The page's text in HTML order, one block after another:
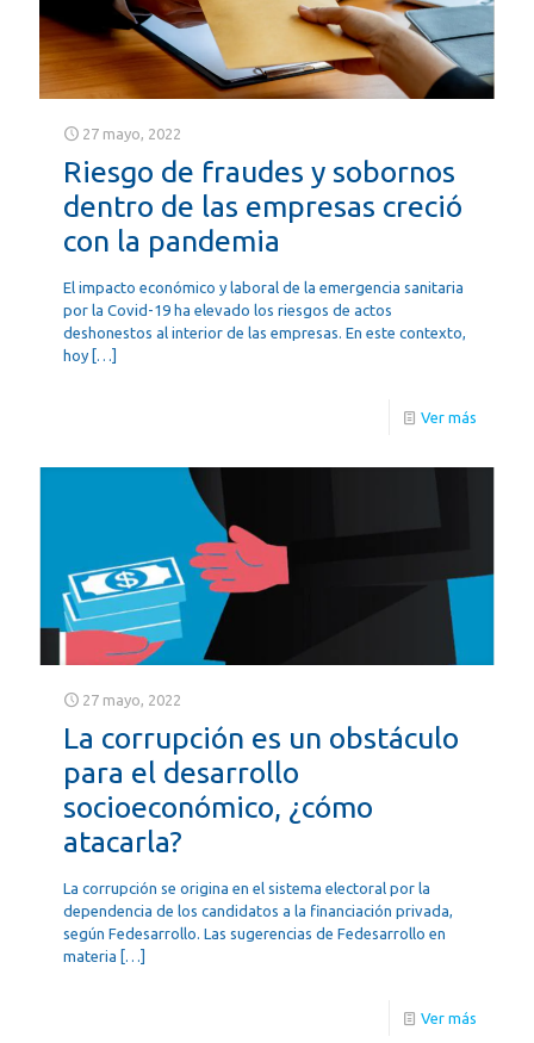
27 mayo, 2022
Riesgo de fraudes y sobornos
dentro de las empresas creció
con la pandemia
El impacto económico y laboral de la emergencia sanitaria
por la Covid-19 ha elevado los riesgos de actos
deshonestos al interior de las empresas. En este contexto,
hoy […]
Ver más
27 mayo, 2022
La corrupción es un obstáculo
para el desarrollo
socioeconómico, ¿cómo
atacarla?
La corrupción se origina en el sistema electoral por la
dependencia de los candidatos a la financiación privada,
según Fedesarrollo. Las sugerencias de Fedesarrollo en
materia […]
Ver más